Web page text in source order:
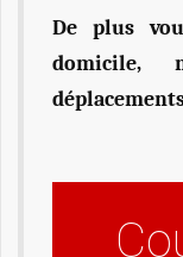
De plus
domicile,